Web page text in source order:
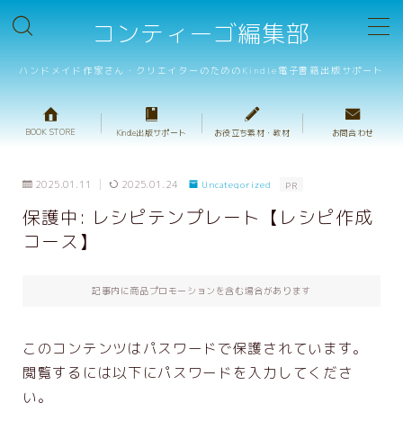
コンティーゴ編集部
ハンドメイド作家さん・クリエイターのためのKindle電子書籍出版サポート
MENU
BOOK STORE
テンプレート販売
重箱判・ハンドメイドレシピテンプレート
重箱判・絵本テンプレート
出版サポートのご案内
BOOK STORE Kindle出版サポート お役立ち素材・教材 お問合わせ
2025.01.11 2025.01.24 Uncategorized PR
保護中: レシピテンプレート【レシピ作成
コース】
記事内に商品プロモーションを含む場合があります
このコンテンツはパスワードで保護されています。
閲覧するには以下にパスワードを入力してくださ
い。